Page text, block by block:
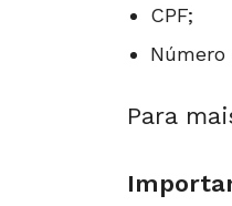
CPF;
Número
Para